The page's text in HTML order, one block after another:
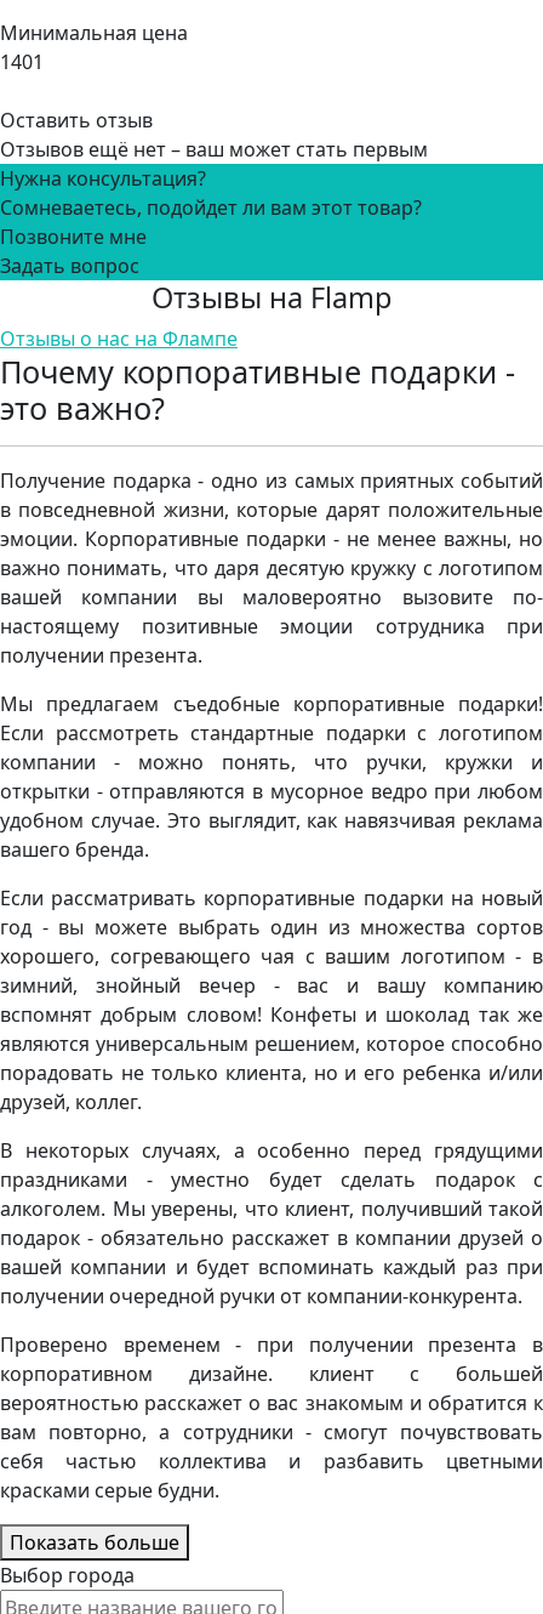
Минимальная цена
1401
Оставить отзыв
Отзывов ещё нет – ваш может стать первым
Нужна консультация?
Сомневаетесь, подойдет ли вам этот товар?
Позвоните мне
Задать вопрос
Отзывы на Flamp
Отзывы о нас на Флампе
Почему корпоративные подарки -
это важно?
Получение подарка - одно из самых приятных событий
в повседневной жизни, которые дарят положительные
эмоции. Корпоративные подарки - не менее важны, но
важно понимать, что даря десятую кружку с логотипом
вашей компании вы маловероятно вызовите по-
настоящему позитивные эмоции сотрудника при
получении презента.
Мы предлагаем съедобные корпоративные подарки!
Если рассмотреть стандартные подарки с логотипом
компании - можно понять, что ручки, кружки и
открытки - отправляются в мусорное ведро при любом
удобном случае. Это выглядит, как навязчивая реклама
вашего бренда.
Если рассматривать корпоративные подарки на новый
год - вы можете выбрать один из множества сортов
хорошего, согревающего чая с вашим логотипом - в
зимний, знойный вечер - вас и вашу компанию
вспомнят добрым словом! Конфеты и шоколад так же
являются универсальным решением, которое способно
порадовать не только клиента, но и его ребенка и/или
друзей, коллег.
В некоторых случаях, а особенно перед грядущими
праздниками - уместно будет сделать подарок с
алкоголем. Мы уверены, что клиент, получивший такой
подарок - обязательно расскажет в компании друзей о
вашей компании и будет вспоминать каждый раз при
получении очередной ручки от компании-конкурента.
Проверено временем - при получении презента в
корпоративном дизайне. клиент с большей
вероятностью расскажет о вас знакомым и обратится к
вам повторно, а сотрудники - смогут почувствовать
себя частью коллектива и разбавить цветными
красками серые будни.
Показать больше
Выбор города